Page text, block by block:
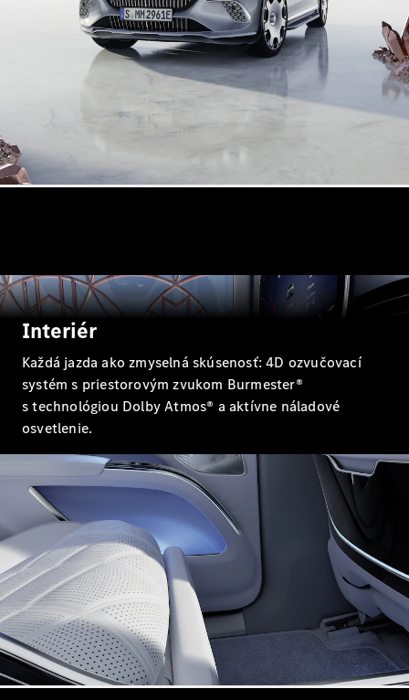
Vozidlá k
priamemu
odberu
Konfigurátor
SUV
Elektromobil
EQS
SUV
Elektromobil
Mercedes-
Maybach
EQS SUV
Elektromobil
GLA
GLA
GLB Elektromobil
GLC
GLC kupé
GLE
GLE kupé
GLS
Mercedes-
Maybach
GLS
Novinka
Trieda
G
Elektromobil
Interiér
Každá jazda ako zmyselná skúsenosť: 4D ozvučovací
systém s priestorovým zvukom Burmester®
s technológiou Dolby Atmos® a aktívne náladové
osvetlenie.